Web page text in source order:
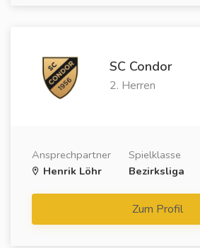
SC Condor
2. Herren
Ansprechpartner
Henrik Löhr
Spielklasse
Bezirksliga
Zum Profil